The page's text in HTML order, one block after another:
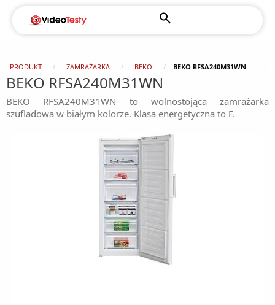
PRODUKT ZAMRAŻARKA BEKO BEKO RFSA240M31WN
BEKO RFSA240M31WN
BEKO RFSA240M31WN to wolnostojąca zamrażarka
szufladowa w białym kolorze. Klasa energetyczna to F.